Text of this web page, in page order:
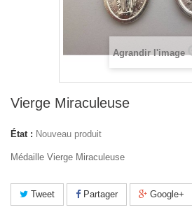
Agrandir l'image
Vierge Miraculeuse
État : Nouveau produit
Médaille Vierge Miraculeuse
Tweet Partager Google+